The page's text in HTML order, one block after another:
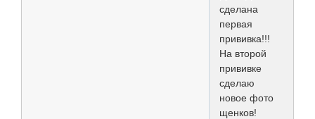
сделана
первая
прививка!!!
На второй
прививке
сделаю
новое фото
щенков!